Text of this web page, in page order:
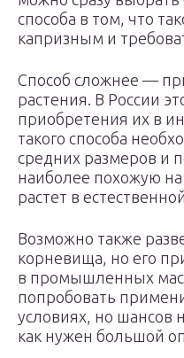
способа в том, что
капризным и
Способ сложнее —
растения. В России
приобретения их в
такого способа
средних размеров и
наиболее похожую
растет в
Возможно также
корневища, но его
в промышленных
попробовать
условиях, но шансов
как нужен большой